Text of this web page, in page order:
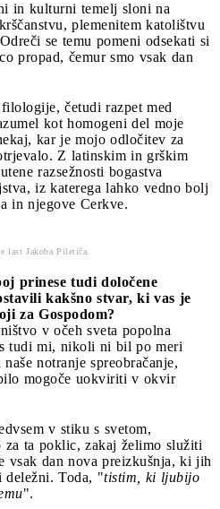
in kulturni temelj sloni na
plemenitem katolištvu
se temu pomeni odsekati si
propad, čemur smo vsak dan
četudi razpet med
kot homogeni del moje
kar je mojo odločitev za
Z latinskim in grškim
razsežnosti bogastva
iz katerega lahko vedno bolj
in njegove Cerkve.
last Jakoba Piletiča.
prinese tudi določene
kakšno stvar, ki vas je
za Gospodom?
v očeh sveta popolna
tudi mi, nikoli ni bil po meri
notranje spreobračanje,
mogoče uokviriti v okvir
v stiku s svetom,
za ta poklic, zakaj želimo služiti
dan nova preizkušnja, ki jih
Toda, "tistim, ki ljubijo
".